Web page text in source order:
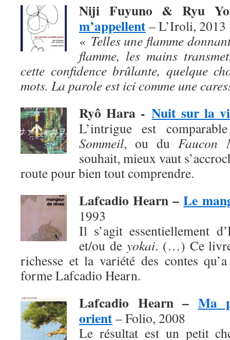
Niji Fuyuno & Ryu
m’appellent– L’Iroli, 2013
« Telles une flamme
flamme, les mains
cette confidence brûlante, quelque
mots. La parole est ici comme une
Ryô Hara-Nuit sur la
L’intrigue est
Sommeil, ou duFaucon
souhait, mieux vaut
route pour bien tout comprendre.
Lafcadio Hearn –Le
1993
Il s’agit essentiellement
et/ou de yokai. (…) Ce
richesse et la variété des contes
forme Lafcadio Hearn.
Lafcadio Hearn – Ma
orient– Folio, 2008
Le résultat est un petit